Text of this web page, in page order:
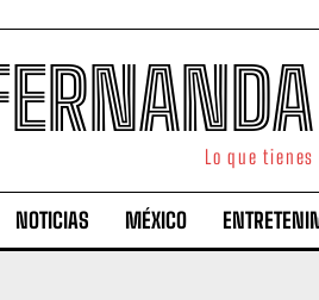
Lo que
NOTICIAS MÉXICO